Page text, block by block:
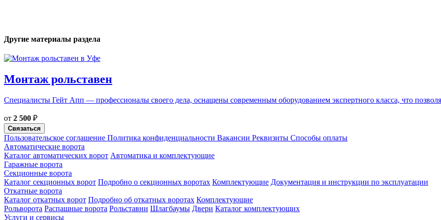
Другие материалы раздела
Монтаж рольставен
Специалисты Гейт Апп — профессионалы своего дела, оснащены современным оборудованием экспертного класса, что
от 2 500 ₽
Связаться
Пользовательское соглашение Политика конфиденциальности Вакансии Реквизиты Способы оплаты
Автоматические ворота
Каталог автоматических ворот Автоматика и комплектующие
Гаражные ворота
Секционные ворота
Каталог секционных ворот Подробно о секционных воротах Комплектующие Документация и инструкции по эксплуатации
Откатные ворота
Каталог откатных ворот Подробно об откатных воротах Комплектующие
Рольворота Распашные ворота Рольставни Шлагбаумы Двери Каталог комплектующих
Услуги и сервисы